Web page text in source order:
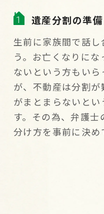
遺産分割の準備
生前に家族間で話し
う。お亡くなりに
ないという方もい
が、不動産は分割
がまとまらないと
す。その為、弁護士
分け方を事前に決め